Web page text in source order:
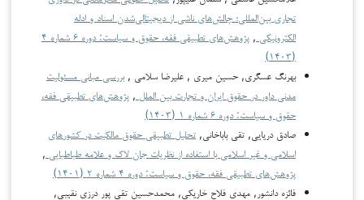
تجاری بین‌المللی؛ چالش‌های ناشی از دیجیتالی‌شدن اسناد و ادله
الکترونیکی ,
پژوهش‌های تطبیقی فقه، حقوق و سیاست: دوره ۶ شماره ۴
(۱۴۰۳)
بهرنگ عسگری, حسین میری , علیرضا سلامی ,بررسی مبانی مسئولیت
مدنی داور در حقوق ایران و تجارت بین الملل , پژوهش‌های تطبیقی فقه،
حقوق و سیاست: دوره ۶ شماره ۱ (۱۴۰۳)
صادق دریایی, تقی باباخانی, تحلیل تطبیقی حقوق مالکیت در کشورهای
اسلامی و غیر اسلامی با استفاده از نظریات جان لاک و علامه طباطبایی ,
پژوهش‌های تطبیقی فقه، حقوق و سیاست: دوره ۴ شماره ۲ (۱۴۰۱)
فائزه دانشور, مهدی فلاح خاریکی, محمدحسین تقی پور درزی نقیبی,